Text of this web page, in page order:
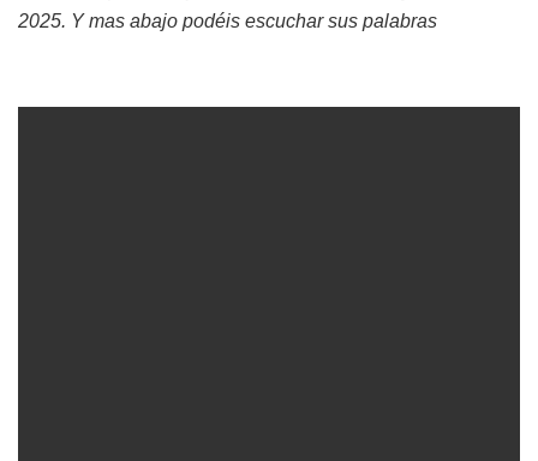
2025. Y mas abajo podéis escuchar sus palabras